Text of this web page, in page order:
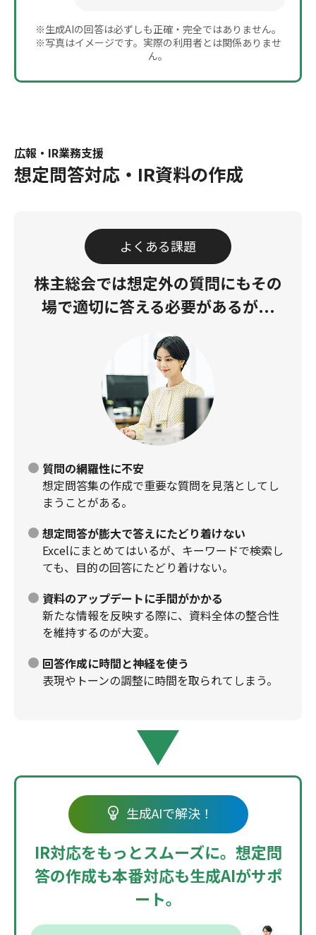
※生成AIの回答は必ずしも正確・完全ではありません。
※写真はイメージです。実際の利用者とは関係ありませ
ん。
広報・IR業務支援
想定問答対応・IR資料の作成
よくある課題
株主総会では想定外の質問にもその
場で適切に答える必要があるが...
質問の網羅性に不安
想定問答集の作成で重要な質問を見落としてし
まうことがある。
想定問答が膨大で答えにたどり着けない
Excelにまとめてはいるが、キーワードで検索し
ても、目的の回答にたどり着けない。
資料のアップデートに手間がかかる
新たな情報を反映する際に、資料全体の整合性
を維持するのが大変。
回答作成に時間と神経を使う
表現やトーンの調整に時間を取られてしまう。
生成AIで解決！
IR対応をもっとスムーズに。 想定問
答の作成も本番対応も生成AIがサポ
ート。